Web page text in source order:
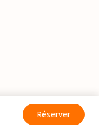
Réserver